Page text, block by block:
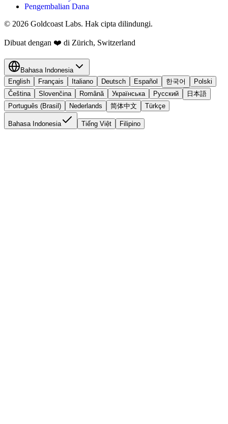
Pengembalian Dana
© 2026 Goldcoast Labs. Hak cipta dilindungi.
Dibuat dengan ❤️ di Zürich, Switzerland
Bahasa Indonesia
English
Français Italiano Deutsch Español 한국어
Polski
Čeština
Slovenčina Română Українська Русский
日本語
Português (Brasil)
Nederlands 简体中文 Türkçe
Bahasa Indonesia Tiếng Việt Filipino